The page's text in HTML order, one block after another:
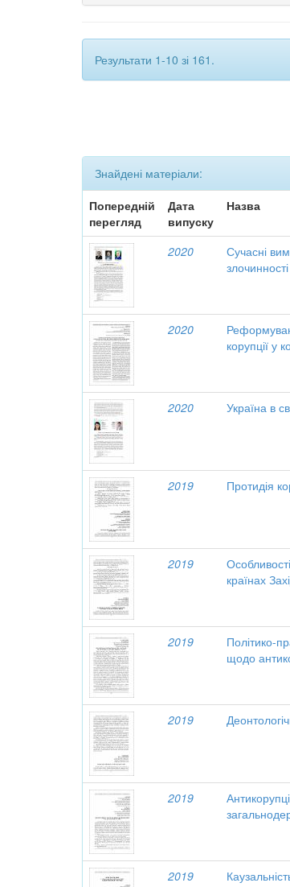
Результати 1-10 зі 161.
Знайдені матеріали:
Попередній
перегляд
Дата
випуску
Назва
2020
Сучасні
злочинності
2020
корупції у
2020 Україна в
2019 Протидія
2019
країнах
2019
Політико-
щодо
2019
2019
2019